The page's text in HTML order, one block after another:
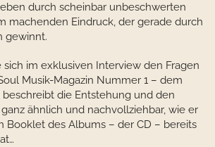
durch scheinbar unbeschwerten
machenden Eindruck, der gerade durch
gewinnt.
sich im exklusiven Interview den Fragen
Musik-Magazin Nummer 1 – dem
beschreibt die Entstehung und den
ähnlich und nachvollziehbar, wie er
Booklet des Albums – der CD – bereits